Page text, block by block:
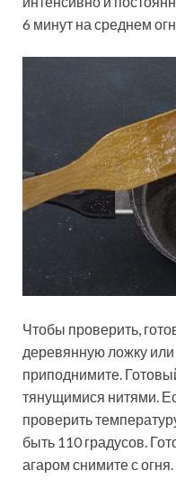
6 минут на среднем
Чтобы проверить,
деревянную ложку или
приподнимите.
тянущимися нитями.
проверить
быть 110 градусов.
агаром снимите с огня.